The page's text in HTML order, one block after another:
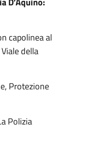
capolinea al
della
Protezione
Polizia